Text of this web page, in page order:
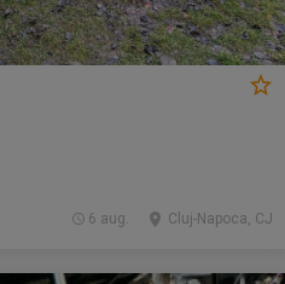
Cluj-Napoca, CJ
6 aug.